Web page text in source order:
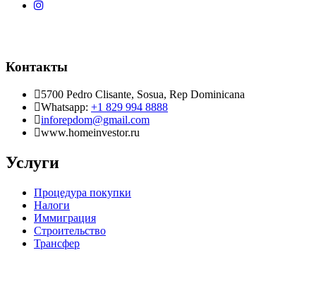
Контакты
5700 Pedro Clisante, Sosua, Rep Dominicana
Whatsapp: +1 829 994 8888
inforepdom@gmail.com
www.homeinvestor.ru
Услуги
Процедура покупки
Налоги
Иммиграция
Строительство
Трансфер